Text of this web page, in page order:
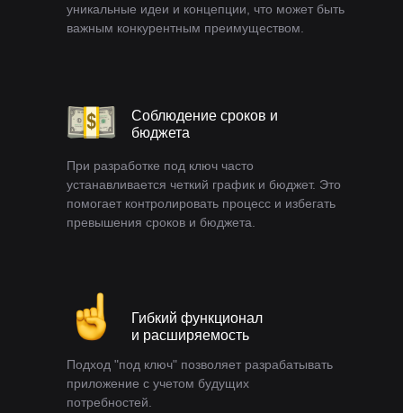
уникальные идеи и концепции, что может быть
важным конкурентным преимуществом.
Гибкий функционал
и расширяемость
Подход "под ключ" позволяет разрабатывать
приложение с учетом будущих
потребностей.
Соблюдение сроков и
бюджета
При разработке под ключ часто
устанавливается четкий график и бюджет. Это
помогает контролировать процесс и избегать
превышения сроков и бюджета.